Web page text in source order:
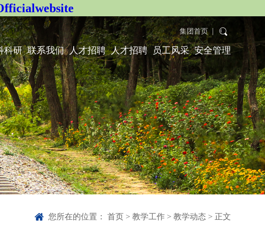
集团首页
科研 联系我们 人才招聘 人才招聘 员工风采 安全管理
您所在的位置： 首页> 教学工作> 教学动态> 正文